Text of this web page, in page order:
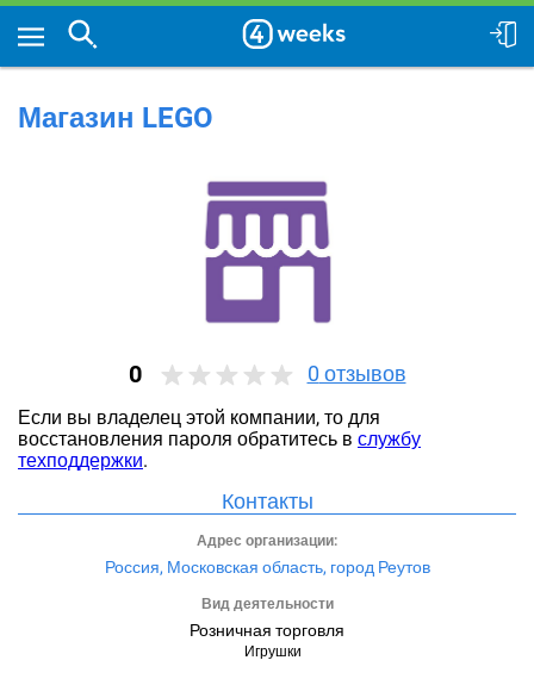
Магазин LEGO
0 0 отзывов
Если вы владелец этой компании, то для
восстановления пароля обратитесь в службу
техподдержки.
Контакты
Адрес организации:
Россия, Московская область, город Реутов
Вид деятельности
Розничная торговля
Игрушки